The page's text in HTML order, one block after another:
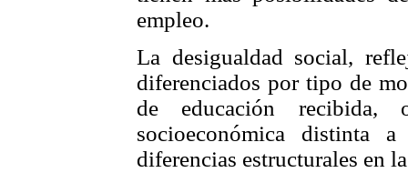
empleo.
La desigualdad social,
diferenciados por tipo de
de educación recibida,
socioeconómica distinta
diferencias estructurales en